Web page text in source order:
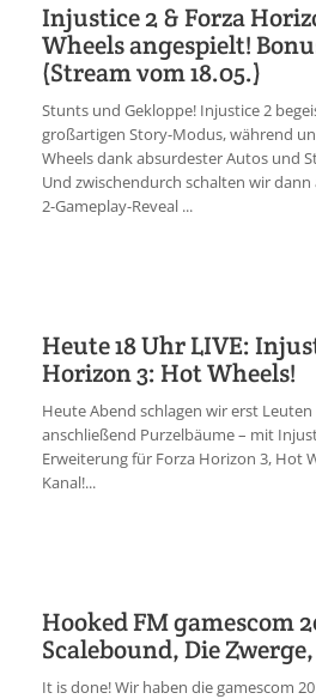
Injustice 2 & Forza
Wheels angespielt!
(Stream vom 18.05.)
Stunts und Gekloppe! Injustice 2
großartigen Story-Modus, während
Wheels dank absurdester Autos und
Und zwischendurch schalten wir
2-Gameplay-Reveal ...
Heute 18 Uhr LIVE:
Horizon 3: Hot Wheels!
Heute Abend schlagen wir erst
anschließend Purzelbäume – mit
Erweiterung für Forza Horizon 3, Hot
Kanal!...
Hooked FM gamescom
Scalebound, Die
It is done! Wir haben die gamescom